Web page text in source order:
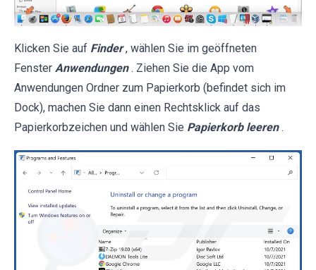
Klicken Sie auf Finder , wählen Sie im geöffneten
Fenster Anwendungen . Ziehen Sie die App vom
Anwendungen Ordner zum Papierkorb (befindet sich im
Dock), machen Sie dann einen Rechtsklick auf das
Papierkorbzeichen und wählen Sie Papierkorb leeren .